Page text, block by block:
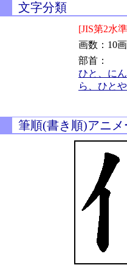
文字分類
[JIS第2水
画数：10画
部首：
ひと、に
ら、ひと
筆順(書き順)アニメ